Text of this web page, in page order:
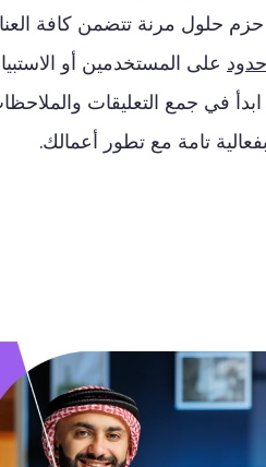
حزم حلول مرنة تتضمن كافة
على المستخدمين أو
بدأ في جمع التعليقات
بفعالية تامة مع تطور أعمالك.